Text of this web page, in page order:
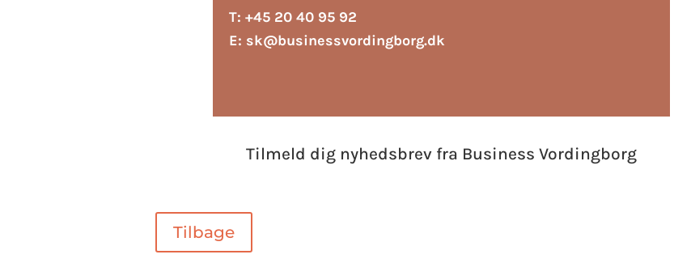
T: +45 20 40 95 92
E: sk@businessvordingborg.dk
Tilmeld dig nyhedsbrev fra Business Vordingborg
Tilbage